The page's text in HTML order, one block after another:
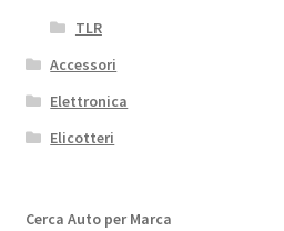
TLR
Accessori
Elettronica
Elicotteri
Cerca Auto per Marca